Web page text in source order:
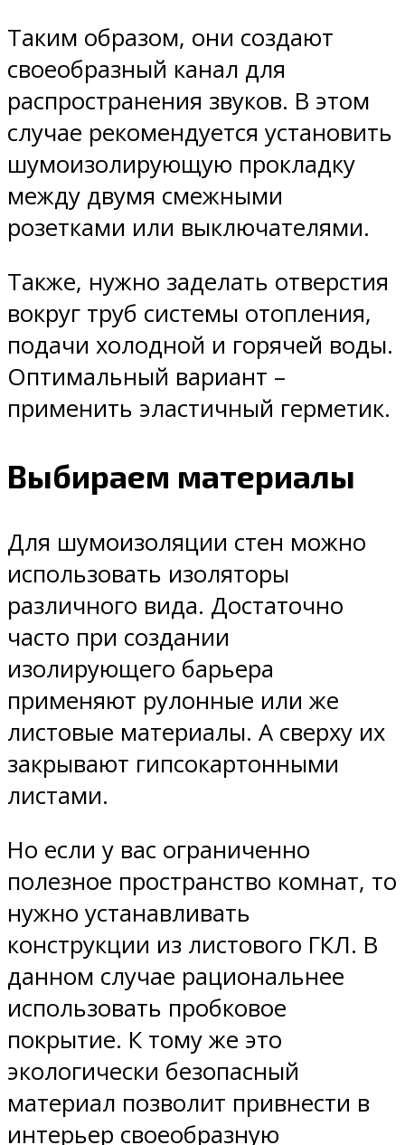
Таким образом, они создают
своеобразный канал для
распространения звуков. В этом
случае рекомендуется установить
шумоизолирующую прокладку
между двумя смежными
розетками или выключателями.
Также, нужно заделать отверстия
вокруг труб системы отопления,
подачи холодной и горячей воды.
Оптимальный вариант –
применить эластичный герметик.
Выбираем материалы
Для шумоизоляции стен можно
использовать изоляторы
различного вида. Достаточно
часто при создании
изолирующего барьера
применяют рулонные или же
листовые материалы. А сверху их
закрывают гипсокартонными
листами.
Но если у вас ограниченно
полезное пространство комнат, то
нужно устанавливать
конструкции из листового ГКЛ. В
данном случае рациональнее
использовать пробковое
покрытие. К тому же это
экологически безопасный
материал позволит привнести в
интерьер своеобразную